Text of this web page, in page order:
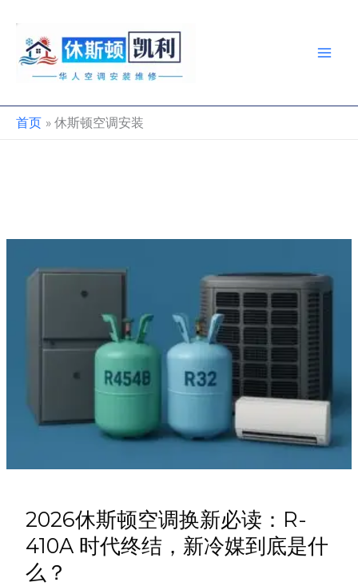
首页 休斯顿空调安装
2026休斯顿空调换新必读：R-
410A 时代终结，新冷媒到底是什
么？